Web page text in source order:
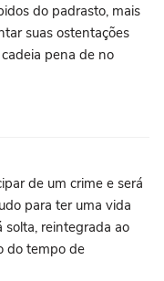
do padrasto, mais
suas ostentações
pena de no
de um crime e será
para ter uma vida
solta, reintegrada ao
do tempo de